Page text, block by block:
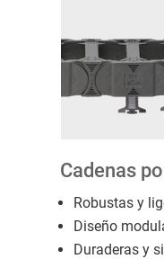
Cadenas
Robustas y
Diseño
Duraderas y